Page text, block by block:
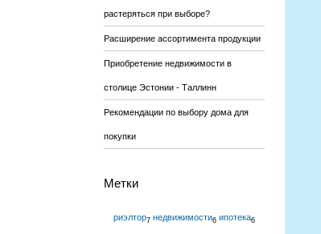
растеряться при выборе?
Расширение ассортимента продукции
Приобретение недвижимости в
столице Эстонии - Таллинн
Рекомендации по выбору дома для
покупки
Метки
риэлтор7 недвижимости6 ипотека6